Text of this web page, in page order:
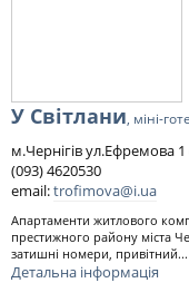
У Світлани, міні-
м.Чернігів ул.Ефремова
(093) 4620530
email:trofimova@i.ua
Апартаменти житлового
престижного району міста
затишні номери, привітний...
Детальна інформація